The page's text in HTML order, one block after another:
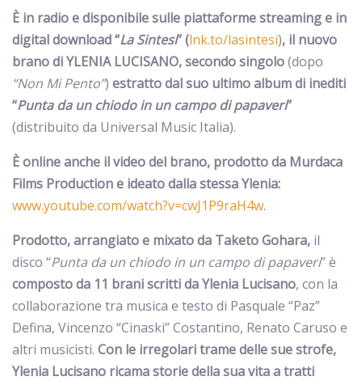
È in radio e disponibile sulle piattaforme streaming e in
digital download “La Sintesi” (lnk.to/lasintesi), il nuovo
brano diYLENIA LUCISANO, secondo singolo(dopo
“Non Mi Pento”) estratto dal suo ultimo album di inediti
“Punta da un chiodo in un campo di papaveri”
(distribuito da Universal Music Italia).
È online anche il video del brano, prodotto da Murdaca
Films Production e ideato dalla stessa Ylenia:
www.youtube.com/watch?v=cwJ1P9raH4w.
Prodotto, arrangiato e mixato da Taketo Gohara, il
disco “Punta da un chiodo in un campo di papaveri” è
composto da 11 brani scritti da Ylenia Lucisano, con la
collaborazione tra musica e testo di Pasquale “Paz”
Defina, Vincenzo “Cinaski” Costantino, Renato Caruso e
altri musicisti. Con le irregolari trame delle sue strofe,
Ylenia Lucisano ricama storie della sua vita a tratti